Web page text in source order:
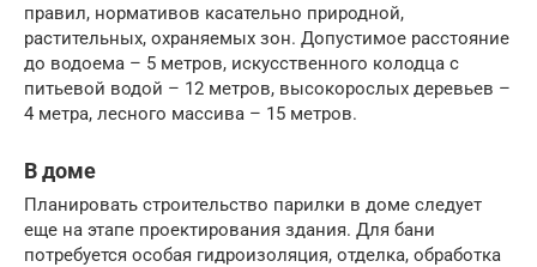
правил, нормативов касательно природной,
растительных, охраняемых зон. Допустимое расстояние
до водоема – 5 метров, искусственного колодца с
питьевой водой – 12 метров, высокорослых деревьев –
4 метра, лесного массива – 15 метров.
В доме
Планировать строительство парилки в доме следует
еще на этапе проектирования здания. Для бани
потребуется особая гидроизоляция, отделка, обработка